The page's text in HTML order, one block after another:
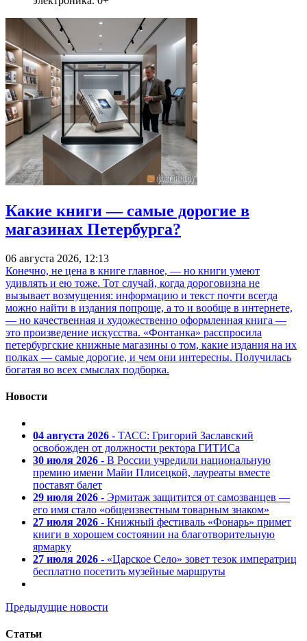
Какие книги — самые дорогие в
магазинах Петербурга?
06 августа 2026, 12:13
Конечно, не цена в книге главное, — но книги умеют
удивлять и ею тоже. Тот случай, когда дороговизна не
вызывает возмущения: информацию и текст почти всегда
можно найти в издания попроще, а то и вообще в интернете,
— но качественная и художественно оформленная книга —
это произведение искусства. «Фонтанка» расспросила
петербургские книжные магазины о том, какие издания на их
полках — самые дорогие, и чем они интересны. Получилась
богатая во всех смыслах подборка.
Новости
04 августа 2026 - ТАСС: Григорий Заславский
освобожден от должности ректора ГИТИСа
30 июля 2026 - В России учредили национальную
премию имени Майи Плисецкой, лауреаты вместе
поставят балет
29 июля 2026 - Эрмитаж защитится от самозванцев —
его имя стало «общеизвестным товарным знаком»
27 июля 2026 - Книжный фестиваль «Фонарь» примет
книги в хорошем состоянии на благотворительную
ярмарку
27 июля 2026 - «Царское Село» зовет тезок императриц
бесплатно посетить музейные маршруты
Предыдущие новости
Статьи